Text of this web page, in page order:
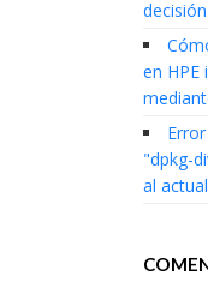
en HPE
"dpkg-
al